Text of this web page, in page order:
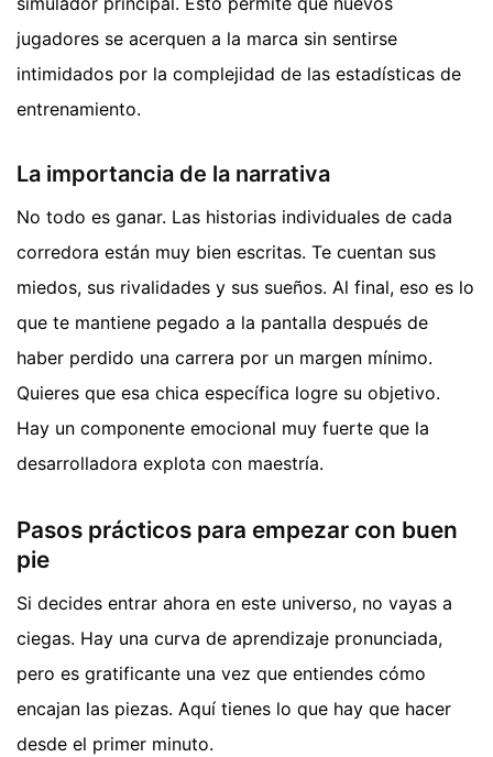
jugadores se acerquen a la marca sin sentirse
intimidados por la complejidad de las estadísticas de
entrenamiento.
La importancia de la narrativa
No todo es ganar. Las historias individuales de cada
corredora están muy bien escritas. Te cuentan sus
miedos, sus rivalidades y sus sueños. Al final, eso es lo
que te mantiene pegado a la pantalla después de
haber perdido una carrera por un margen mínimo.
Quieres que esa chica específica logre su objetivo.
Hay un componente emocional muy fuerte que la
desarrolladora explota con maestría.
Pasos prácticos para empezar con buen
pie
Si decides entrar ahora en este universo, no vayas a
ciegas. Hay una curva de aprendizaje pronunciada,
pero es gratificante una vez que entiendes cómo
encajan las piezas. Aquí tienes lo que hay que hacer
desde el primer minuto.